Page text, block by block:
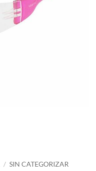
/ SIN CATEGORIZAR